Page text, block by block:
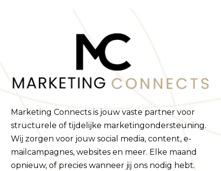
Marketing Connects is jouw vaste partner voor
structurele of tijdelijke marketingondersteuning.
Wij zorgen voor jouw social media, content, e-
mailcampagnes, websites en meer. Elke maand
opnieuw, of precies wanneer jij ons nodig hebt.